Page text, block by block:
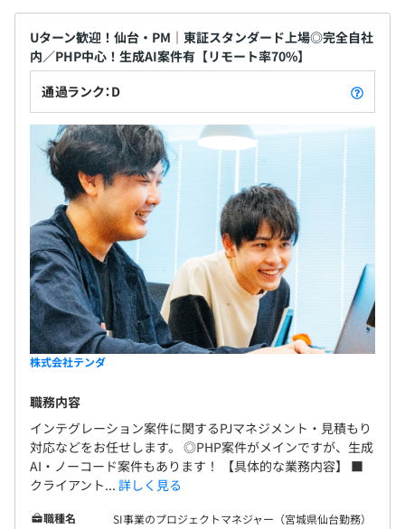
Uターン歓迎！仙台・PM｜東証スタンダード上場◎完全自社
内／PHP中心！生成AI案件有【リモート率70%】
通過ランク：D
株式会社テンダ
職務内容
インテグレーション案件に関するPJマネジメント・見積もり
対応などをお任せします。 ◎PHP案件がメインですが、生成
AI・ノーコード案件もあります！ 【具体的な業務内容】 ■
クライアント... 詳しく見る
職種名
SI事業のプロジェクトマネジャー（宮城県仙台勤務）